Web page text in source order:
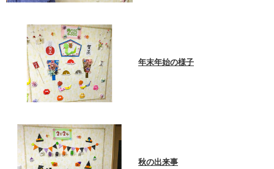
年末年始の様子
秋の出来事